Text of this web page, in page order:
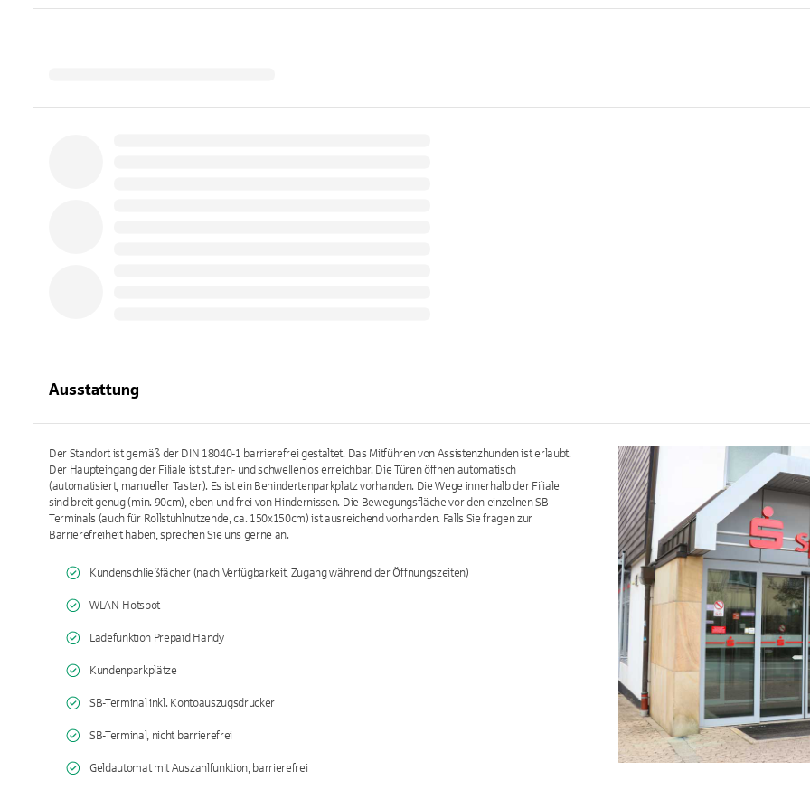
Ausstattung
Der Standort ist gemäß der DIN 18040-1 barrierefrei gestaltet. Das Mitführen von Assistenzhunden ist erlaubt.
Der Haupteingang der Filiale ist stufen- und schwellenlos erreichbar. Die Türen öffnen automatisch
(automatisiert, manueller Taster). Es ist ein Behindertenparkplatz vorhanden. Die Wege innerhalb der Filiale
sind breit genug (min. 90cm), eben und frei von Hindernissen. Die Bewegungsfläche vor den einzelnen SB-
Terminals (auch für Rollstuhlnutzende, ca. 150x150cm) ist ausreichend vorhanden. Falls Sie fragen zur
Barrierefreiheit haben, sprechen Sie uns gerne an.
Kundenschließfächer (nach Verfügbarkeit, Zugang während der Öffnungszeiten)
WLAN-Hotspot
Ladefunktion Prepaid Handy
Kundenparkplätze
SB-Terminal inkl. Kontoauszugsdrucker
SB-Terminal, nicht barrierefrei
Geldautomat mit Auszahlfunktion, barrierefrei